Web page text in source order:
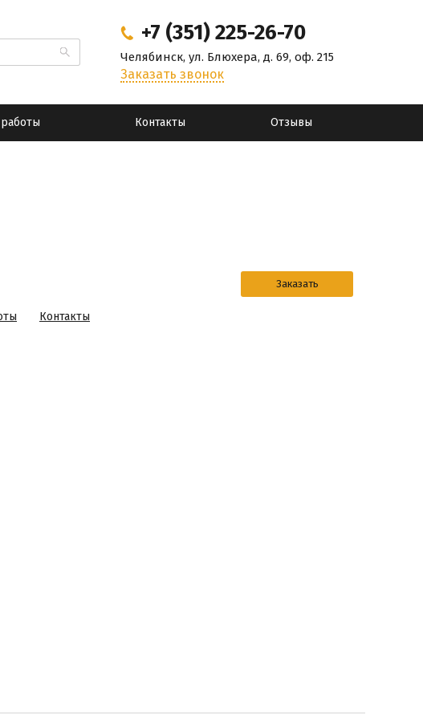
+7 (351) 225-26-70
Челябинск, ул. Блюхера, д. 69, оф. 215
Заказать звонок
Контакты Отзывы
Контакты